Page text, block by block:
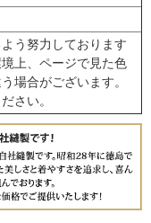
う努力しております
上、ページで見た色
場合がございます。
さい。